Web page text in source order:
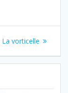
Article
La vorticelle